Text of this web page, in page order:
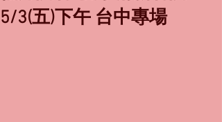
5/3(五)下午 台中專場